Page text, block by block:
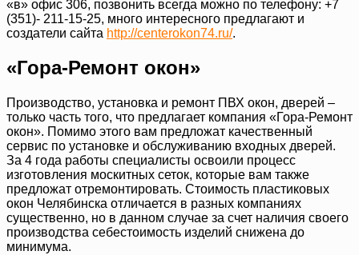
«в» офис 306, позвонить всегда можно по телефону: +7
(351)- 211-15-25, много интересного предлагают и
создатели сайта http://centerokon74.ru/.
«Гора-Ремонт окон»
Производство, установка и ремонт ПВХ окон, дверей –
только часть того, что предлагает компания «Гора-Ремонт
окон». Помимо этого вам предложат качественный
сервис по установке и обслуживанию входных дверей.
За 4 года работы специалисты освоили процесс
изготовления москитных сеток, которые вам также
предложат отремонтировать. Стоимость пластиковых
окон Челябинска отличается в разных компаниях
существенно, но в данном случае за счет наличия своего
производства себестоимость изделий снижена до
минимума.